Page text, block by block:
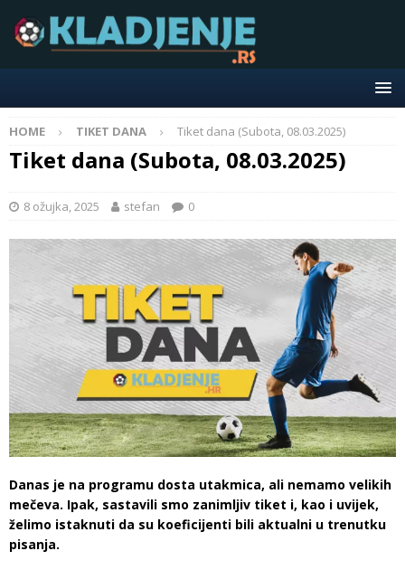
HOME TIKET DANA Tiket dana (Subota, 08.03.2025)
Tiket dana (Subota, 08.03.2025)
8 ožujka, 2025 stefan 0
Danas je na programu dosta utakmica, ali nemamo velikih
mečeva. Ipak, sastavili smo zanimljiv tiket i, kao i uvijek,
želimo istaknuti da su koeficijenti bili aktualni u trenutku
pisanja.